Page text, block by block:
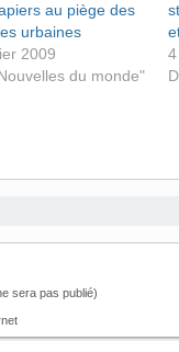
au piège des
urbaines
2009
du monde"
sera pas publié)